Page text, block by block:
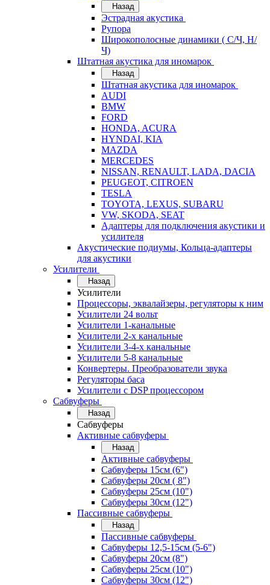
Назад
Эстрадная акустика
Рупора
Широкополосные динамики ( С/Ч, Н/
Ч)
Штатная акустика для иномарок
Назад
Штатная акустика для иномарок
AUDI
BMW
FORD
HONDA, ACURA
HYNDAI, KIA
MAZDA
MERCEDES
NISSAN, RENAULT, LADA, DACIA
PEUGEOT, CITROEN
TESLA
TOYOTA, LEXUS, SUBARU
VW, SKODA, SEAT
Адаптеры для подключения акустики и
усилителя
Акустические подиумы, Кольца-адаптеры
для акустики
Усилители
Назад
Усилители
Процессоры, эквалайзеры, регуляторы к ним
Усилители 24 вольт
Усилители 1-канальные
Усилители 2-х канальные
Усилители 3-4-х канальные
Усилители 5-8 канальные
Конвертеры. Преобразователи звука
Регуляторы баса
Усилители с DSP процессором
Сабвуферы
Назад
Сабвуферы
Активные сабвуферы
Назад
Активные сабвуферы
Сабвуферы 15см (6")
Сабвуферы 20см ( 8")
Сабвуферы 25см (10")
Сабвуферы 30см (12")
Пассивные сабвуферы
Назад
Пассивные сабвуферы
Сабвуферы 12,5-15см (5-6")
Сабвуферы 20см (8")
Сабвуферы 25см (10")
Сабвуферы 30см (12")